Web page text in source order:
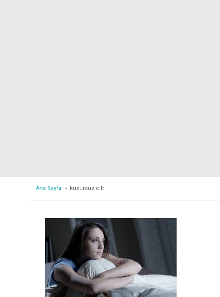
Ana Sayfa » kusursuz cilt